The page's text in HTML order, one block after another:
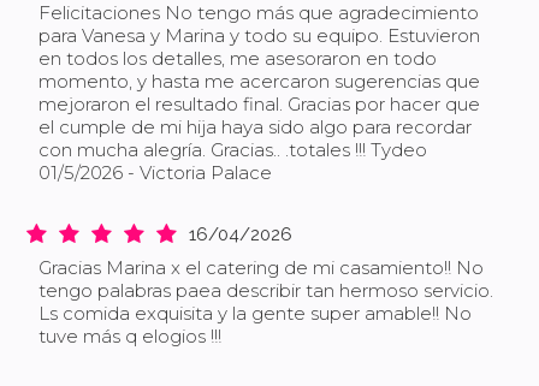
Felicitaciones No tengo más que agradecimiento
para Vanesa y Marina y todo su equipo. Estuvieron
en todos los detalles, me asesoraron en todo
momento, y hasta me acercaron sugerencias que
mejoraron el resultado final. Gracias por hacer que
el cumple de mi hija haya sido algo para recordar
con mucha alegría. Gracias.. .totales !!! Tydeo
01/5/2026 - Victoria Palace
16/04/2026
Gracias Marina x el catering de mi casamiento!! No
tengo palabras paea describir tan hermoso servicio.
Ls comida exquisita y la gente super amable!! No
tuve más q elogios !!!